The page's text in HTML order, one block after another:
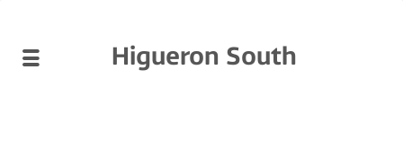
Higueron South